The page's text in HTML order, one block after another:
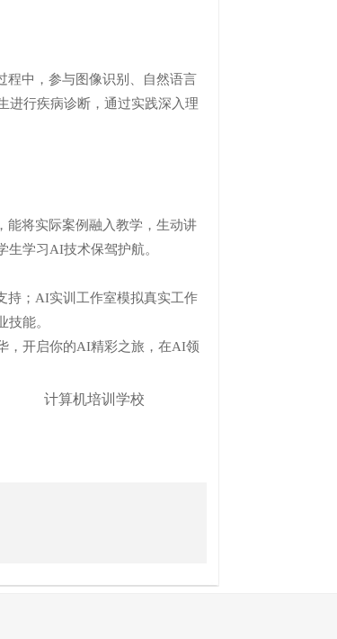
中，参与图像识别、自然语言
进行疾病诊断，通过实践深入理
将实际案例融入教学，生动讲
学习AI技术保驾护航。
；AI实训工作室模拟真实工作
能。
开启你的AI精彩之旅，在AI领
计算机培训学校